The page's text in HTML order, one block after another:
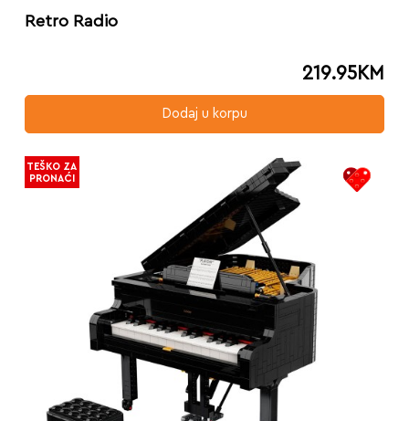
Retro Radio
219.95KM
Dodaj u korpu
TEŠKO ZA
PRONAĆI